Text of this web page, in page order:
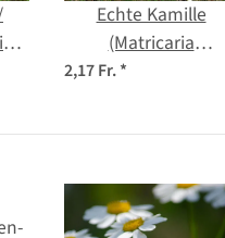
Echte Kamille
(Matricaria
chamomilla) Bio
2,17 Fr.*